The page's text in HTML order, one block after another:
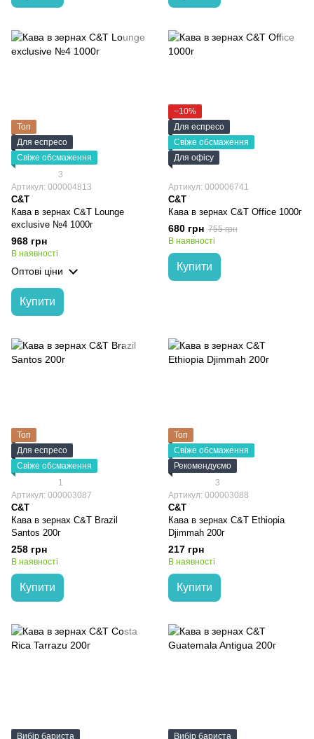
Топ
Для еспресо
Свіже обсмаження
3
Артикул: 000004813
C&T
Кава в зернах C&T Lounge
exclusive №4 1000г
968 грн
В наявності
Оптові ціни
Купити
−10%
Для еспресо
Свіже обсмаження
Для офісу
Артикул: 000006741
C&T
Кава в зернах C&T Office 1000г
680 грн 755 грн
В наявності
Купити
Топ
Для еспресо
Свіже обсмаження
1
Артикул: 000003087
C&T
Кава в зернах C&T Brazil
Santos 200г
258 грн
В наявності
Купити
Топ
Свіже обсмаження
Рекомендуємо
3
Артикул: 000003088
C&T
Кава в зернах C&T Ethiopia
Djimmah 200г
217 грн
В наявності
Купити
Вибір бариста
Вибір бариста